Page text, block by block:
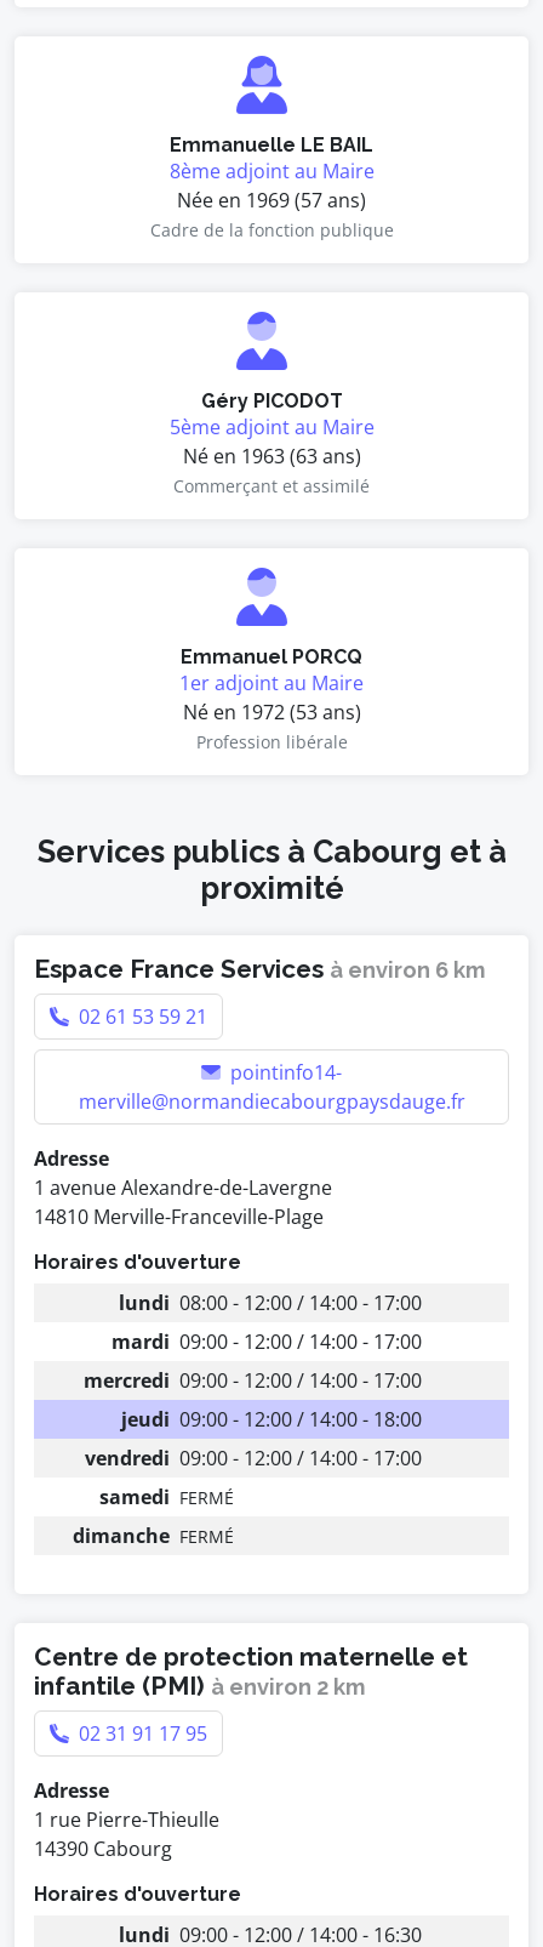
Emmanuelle LE BAIL
8ème adjoint au Maire
Née en 1969 (57 ans)
Cadre de la fonction publique
Géry PICODOT
5ème adjoint au Maire
Né en 1963 (63 ans)
Commerçant et assimilé
Emmanuel PORCQ
1er adjoint au Maire
Né en 1972 (53 ans)
Profession libérale
Services publics à Cabourg et à
proximité
Espace France Services à environ 6 km
02 61 53 59 21
pointinfo14-
merville@normandiecabourgpaysdauge.fr
Adresse
1 avenue Alexandre-de-Lavergne
14810 Merville-Franceville-Plage
Horaires d'ouverture
lundi 08:00 - 12:00 / 14:00 - 17:00
mardi 09:00 - 12:00 / 14:00 - 17:00
mercredi 09:00 - 12:00 / 14:00 - 17:00
jeudi 09:00 - 12:00 / 14:00 - 18:00
vendredi 09:00 - 12:00 / 14:00 - 17:00
samedi FERMÉ
dimanche FERMÉ
Centre de protection maternelle et
infantile (PMI) à environ 2 km
02 31 91 17 95
Adresse
1 rue Pierre-Thieulle
14390 Cabourg
Horaires d'ouverture
lundi 09:00 - 12:00 / 14:00 - 16:30